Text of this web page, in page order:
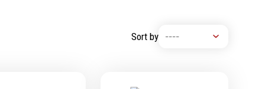
Pièces détachées machines
Sort by